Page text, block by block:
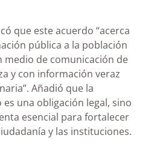
que este acuerdo “acerca
pública a la población
medio de comunicación de
y con información veraz
Añadió que la
una obligación legal, sino
esencial para fortalecer
y las instituciones.